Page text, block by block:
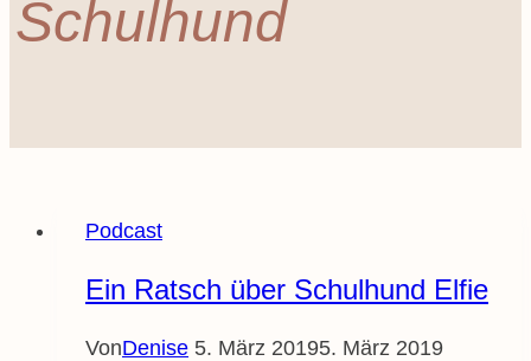
Schulhund
Podcast
Ein Ratsch über Schulhund Elfie
VonDenise 5. März 20195. März 2019